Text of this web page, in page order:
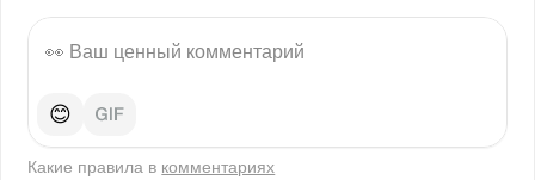
😊
Какие правила в комментариях